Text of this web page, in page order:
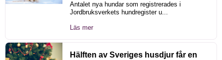
Antalet nya hundar som registrerades i
Jordbruksverkets hundregister u...
Läs mer
Hälften av Sveriges husdjur får en